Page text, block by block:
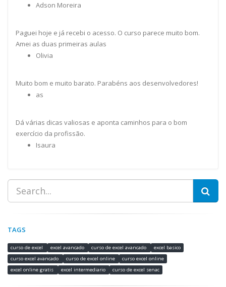
Adson Moreira
Paguei hoje e já recebi o acesso. O curso parece muito bom.
Amei as duas primeiras aulas
Olivia
Muito bom e muito barato. Parabéns aos desenvolvedores!
as
Dá várias dicas valiosas e aponta caminhos para o bom
exercício da profissão.
Isaura
TAGS
curso de excel excel avancado curso de excel avancado
excel basico
curso excel avancado
curso de excel online
curso excel online
excel online gratis
excel intermediario curso de excel senac